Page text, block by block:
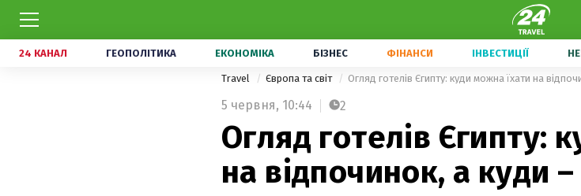
24 КАНАЛ ГЕОПОЛІТИКА ЕКОНОМІКА БІЗНЕС ФІНАНСИ ІНВЕСТИЦІЇ
Travel Європа та світ Огляд готелів Єгипту: куди можна їхати на
5 червня, 10:44 2
Огляд готелів Єгипту:
на відпочинок, а куди